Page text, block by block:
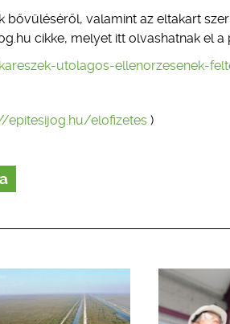
bővüléséről, valamint az eltakart
cikke, melyet itt olvashatnak el a
utolagos-ellenorzesenek-
epitesijog.hu/elofizetes )